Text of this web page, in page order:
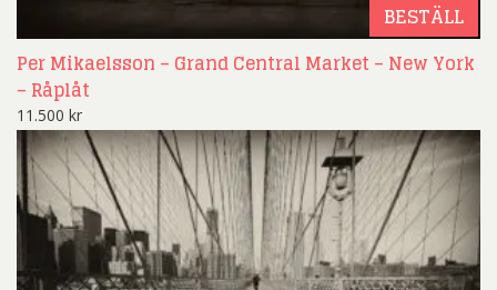
BESTÄLL
Per Mikaelsson – Grand Central Market – New York
– Råplåt
11.500 kr